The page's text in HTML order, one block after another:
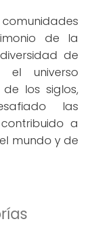
de la
de
el universo
los siglos,
las
a
mundo y de